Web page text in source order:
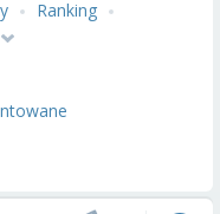
Ranking